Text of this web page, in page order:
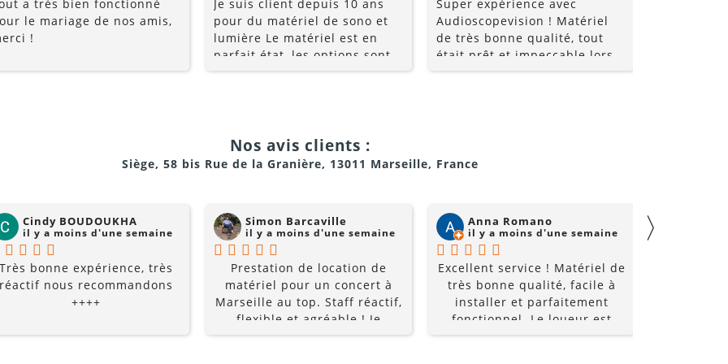
a très bien fonctionné
le mariage de nos amis,
!
Je suis client depuis 10 ans
pour du matériel de sono et
lumière Le matériel est en
parfait état, les options sont
multiples, et les prix sont très
chercher ailleurs? Je
recommande fortement !!!
Super expérience avec
Audioscopevision ! Matériel
de très bonne qualité, tout
était prêt et impeccable lors
de la récupération. Équipe
recommande sans hésiter et
Nos avis clients :
Siège, 58 bis Rue de la Granière, 13011 Marseille, France
Cindy BOUDOUKHA
il y a moins d'une semaine
Très bonne expérience, très
réactif nous recommandons
++++
Simon Barcaville
il y a moins d'une semaine
Prestation de location de
matériel pour un concert à
Marseille au top. Staff réactif,
flexible et agréable ! Je
recommande à 100%
Anna Romano
il y a moins d'une semaine
Excellent service ! Matériel de
très bonne qualité, facile à
installer et parfaitement
fonctionnel. Le loueur est
réactif, professionnel et de
〉